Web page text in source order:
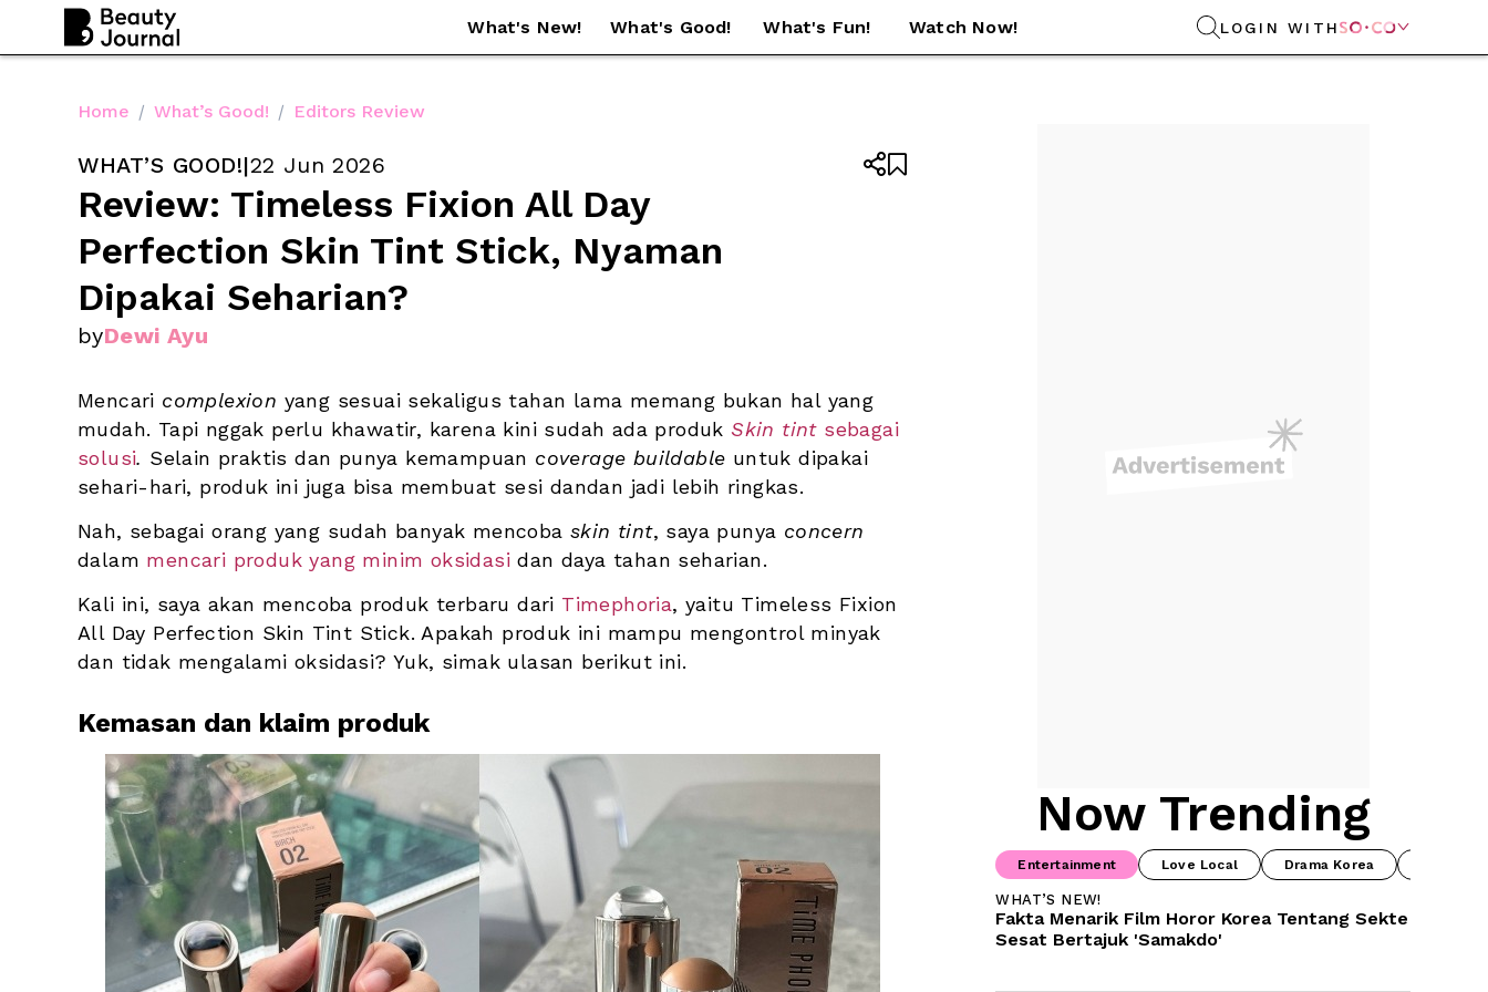
What's New! What's Good! What's Fun! Watch Now! LOGIN WITH 
Home / What’s Good! / Editors Review
WHAT’S GOOD!|22 Jun 2026
Review: Timeless Fixion All Day
Perfection Skin Tint Stick, Nyaman
Dipakai Seharian?
byDewi Ayu


Mencari complexion yang sesuai sekaligus tahan lama memang bukan hal yang
mudah. Tapi nggak perlu khawatir, karena kini sudah ada produk Skin tint sebagai
solusi. Selain praktis dan punya kemampuan coverage buildable untuk dipakai
sehari-hari, produk ini juga bisa membuat sesi dandan jadi lebih ringkas.
Nah, sebagai orang yang sudah banyak mencoba skin tint, saya punya concern
dalam mencari produk yang minim oksidasi dan daya tahan seharian.
Kali ini, saya akan mencoba produk terbaru dari Timephoria, yaitu Timeless Fixion
All Day Perfection Skin Tint Stick. Apakah produk ini mampu mengontrol minyak
dan tidak mengalami oksidasi? Yuk, simak ulasan berikut ini.
Kemasan dan klaim produk
Now Trending
Entertainment Love Local Drama Korea
WHAT’S NEW!
Fakta Menarik Film Horor Korea Tentang Sekte
Sesat Bertajuk 'Samakdo'